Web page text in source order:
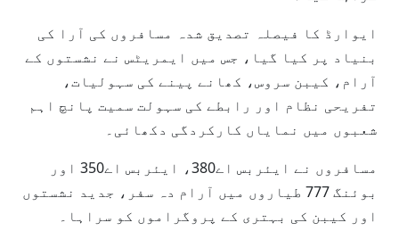
ایوارڈ کا فیصلہ تصدیق شدہ مسافروں کی آرا کی
بنیاد پر کیا گیا، جس میں ایمریٹس نے نشستوں کے
آرام، کیبن سروس، کھانے پینے کی سہولیات،
تفریحی نظام اور رابطے کی سہولت سمیت پانچ اہم
شعبوں میں نمایاں کارکردگی دکھائی۔
مسافروں نے ایئربس اے380، ایئربس اے350 اور
بوئنگ 777 طیاروں میں آرام دہ سفر، جدید نشستوں
اور کیبن کی بہتری کے پروگراموں کو سراہا۔